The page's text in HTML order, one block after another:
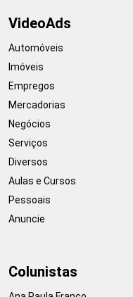
VideoAds
Automóveis
Imóveis
Empregos
Mercadorias
Negócios
Serviços
Diversos
Aulas e Cursos
Pessoais
Anuncie
Colunistas